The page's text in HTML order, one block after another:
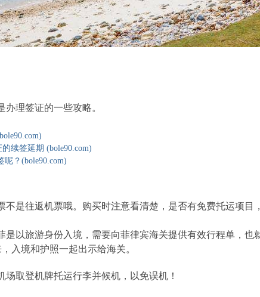
理签证的一些攻略。
续签延期 (bole90.com)
？(bole90.com)
不是往返机票哦。购买时注意看清楚，是否有免费托运项
是以旅游身份入境，需要向菲律宾海关提供有效行程单，也
入境和护照一起出示给海关。
取登机牌托运行李并候机，以免误机！